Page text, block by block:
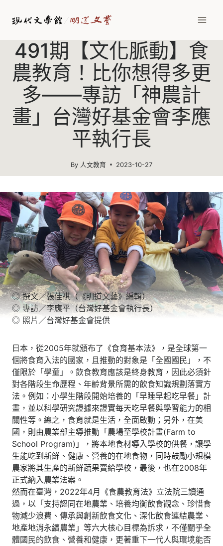
491期【文化脈動】食
農教育！比你想得多更
多——專訪「神農計
畫」台灣好基金會李應
平執行長
By 人文教育 2023-10-27
◎ 撰文／張佳祺（《明道文藝》編輯）
◎ 專訪／李應平（台灣好基金會執行長）
◎ 照片／台灣好基金會提供
日本，從2005年就頒布了《食育基本法》，是全球第一
個將食育入法的國家，且推動的對象是「全國國民」，不
僅限於「學童」。飲食教育應該是終身教育，因此必須針
對各階段生命歷程、年齡背景所需的飲食知識規劃落實方
法。例如：小學生階段開始培養的「早睡早起吃早餐」計
畫，並以科學研究證據來證實每天吃早餐與學習能力的相
關性等。總之，食育就是生活，全面啟動；另外，在美
國，則由農業部主導推動「農場至學校計畫(Farm to
School Program)」，將本地食材導入學校的供餐，讓學
生能吃到新鮮、健康、營養的在地食物，同時鼓勵小規模
農家將其生產的新鮮蔬果賣給學校，最後，也在2008年
正式納入農業法案。
然而在臺灣，2022年4月《食農教育法》立法院三讀通
過，以「支持認同在地農業、培養均衡飲食觀念、珍惜食
物減少浪費、傳承與創新飲食文化、深化飲食連結農業、
地產地消永續農業」等六大核心目標為訴求，不僅關乎全
體國民的飲食、營養和健康，更著重下一代人與環境能否